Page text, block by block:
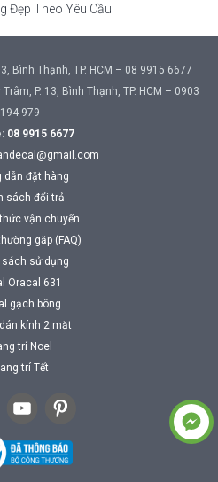
Đẹp Theo Yêu Cầu
Bình Thạnh, TP. HCM – 08 9915 6677
P. 13, Bình Thạnh, TP. HCM – 0903
194 979
08 9915 6677
dẫn đặt hàng
sách đổi trả
vận chuyển
gặp (FAQ)
sách sử dụng
Oracal 631
gạch bông
kính 2 mặt
trí Noel
trí Tết